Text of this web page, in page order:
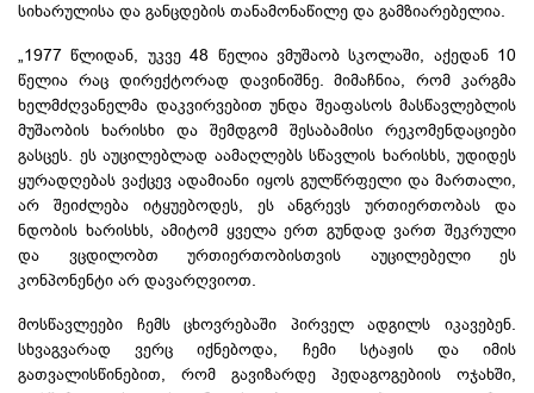
სიხარულისა და განცდების თანამონაწილე და გამზიარებელია.
„1977 წლიდან, უკვე 48 წელია ვმუშაობ სკოლაში, აქედან 10
წელია რაც დირექტორად დავინიშნე. მიმაჩნია, რომ კარგმა
ხელმძღვანელმა დაკვირვებით უნდა შეაფასოს მასწავლებლის
მუშაობის ხარისხი და შემდგომ შესაბამისი რეკომენდაციები
გასცეს. ეს აუცილებლად აამაღლებს სწავლის ხარისხს, უდიდეს
ყურადღებას ვაქცევ ადამიანი იყოს გულწრფელი და მართალი,
არ შეიძლება იტყუებოდეს, ეს ანგრევს ურთიერთობას და
ნდობის ხარისხს, ამიტომ ყველა ერთ გუნდად ვართ შეკრული
და ვცდილობთ ურთიერთობისთვის აუცილებელი ეს
კონპონენტი არ დავარღვიოთ.
მოსწავლეები ჩემს ცხოვრებაში პირველ ადგილს იკავებენ.
სხვაგვარად ვერც იქნებოდა, ჩემი სტაჟის და იმის
გათვალისწინებით, რომ გავიზარდე პედაგოგებიის ოჯახში,